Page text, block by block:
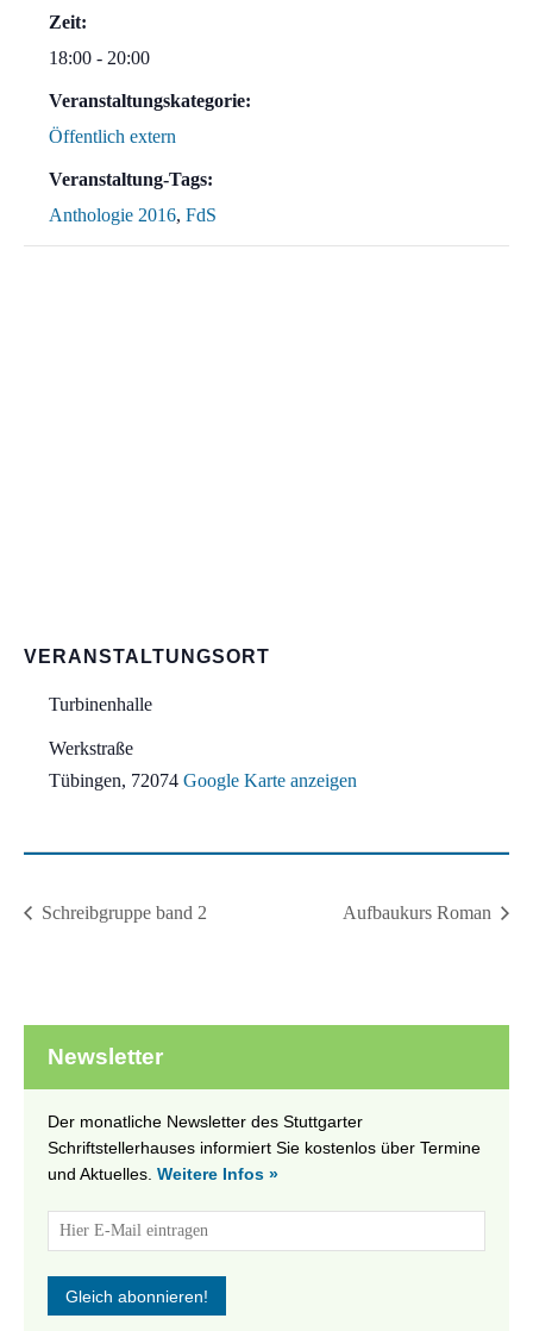
Zeit:
18:00 - 20:00
Veranstaltungskategorie:
Öffentlich extern
Veranstaltung-Tags:
Anthologie 2016, FdS
VERANSTALTUNGSORT
Turbinenhalle
Werkstraße
Tübingen, 72074 Google Karte anzeigen
Schreibgruppe band 2 Aufbaukurs Roman
Newsletter
Der monatliche Newsletter des Stuttgarter
Schriftstellerhauses informiert Sie kostenlos über Termine
und Aktuelles. Weitere Infos »